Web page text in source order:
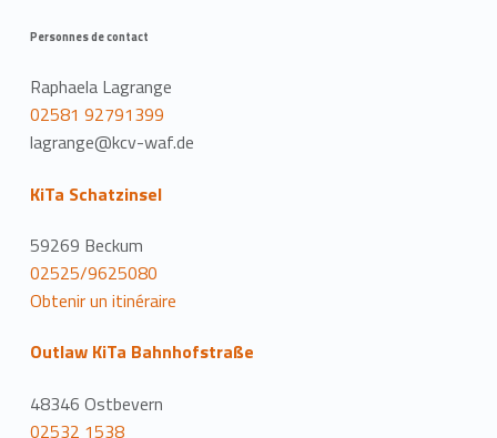
Personnes de contact
Raphaela Lagrange
02581 92791399
lagrange@kcv-waf.de
KiTa Schatzinsel
59269 Beckum
02525/9625080
Obtenir un itinéraire
Outlaw KiTa Bahnhofstraße
48346 Ostbevern
02532 1538